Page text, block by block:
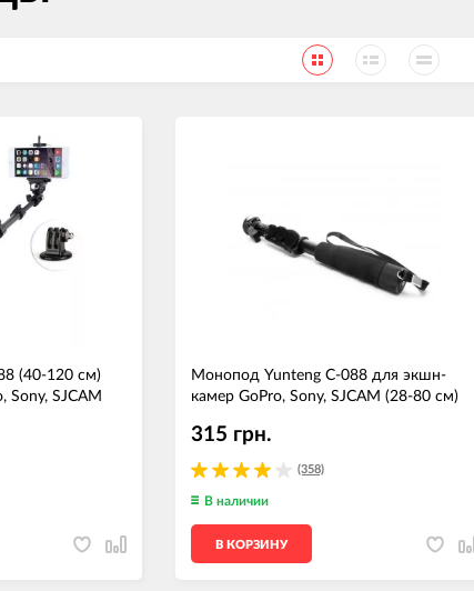
(40-120 см)
Sony, SJCAM
Монопод Yunteng С-088 для экшн-
камер GoPro, Sony, SJCAM (28-80 см)
(358)
315 грн.
В наличии
В КОРЗИНУ